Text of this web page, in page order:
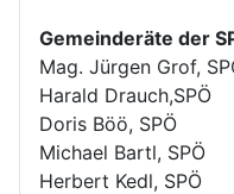
Gemeinderäte der
Mag. Jürgen Grof,
Harald Drauch,SPÖ
Doris Böö, SPÖ
Michael Bartl, SPÖ
Herbert Kedl, SPÖ